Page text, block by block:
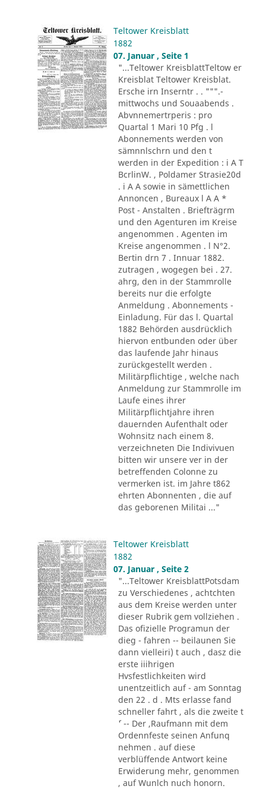
Teltower Kreisblatt
1882
07. Januar , Seite 1
"...Teltower KreisblattTeltow er
Kreisblat Teltower Kreisblat.
Ersche irn Inserntr . . """.-
mittwochs und Souaabends .
Abvnnemertrperis : pro
Quartal 1 Mari 10 Pfg . l
Abonnements werden von
sämnnlschrn und den t
werden in der Expedition : i A T
BcrlinW. , Poldamer Strasie20d
. i A A sowie in sämettlichen
Annoncen , Bureaux l A A *
Post - Anstalten . Briefträgrm
und den Agenturen im Kreise
angenommen . Agenten im
Kreise angenommen . l N°2.
Bertin drn 7 . Innuar 1882.
zutragen , wogegen bei . 27.
ahrg, den in der Stammrolle
bereits nur die erfolgte
Anmeldung . Abonnements -
Einladung. Für das l. Quartal
1882 Behörden ausdrücklich
hiervon entbunden oder über
das laufende Jahr hinaus
zurückgestellt werden .
Militärpflichtige , welche nach
Anmeldung zur Stammrolle im
Laufe eines ihrer
Militärpflichtjahre ihren
dauernden Aufenthalt oder
Wohnsitz nach einem 8.
verzeichneten Die Indivivuen
bitten wir unsere ver in der
betreffenden Colonne zu
vermerken ist. im Jahre t862
ehrten Abonnenten , die auf
das geborenen Militai ..."
Teltower Kreisblatt
1882
07. Januar , Seite 2
"...Teltower KreisblattPotsdam
zu Verschiedenes , achtchten
aus dem Kreise werden unter
dieser Rubrik gem vollziehen .
Das ofizielle Programun der
dieg - fahren -- beilaunen Sie
dann vielleiri) t auch , dasz die
erste iiihrigen
Hvsfestlichkeiten wird
unentzeitlich auf - am Sonntag
den 22 . d . Mts erlasse fand
schneller fahrt , als die zweite t
´' -- Der ,Raufmann mit dem
Ordennfeste seinen Anfunq
nehmen . auf diese
verblüffende Antwort keine
Erwiderung mehr, genommen
, auf Wunlch nuch honorn.